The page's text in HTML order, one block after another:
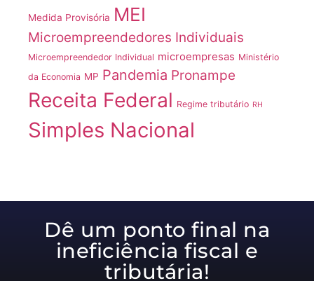
Medida Provisória MEI
Microempreendedores Individuais
Microempreendedor Individual microempresas Ministério
da Economia MP Pandemia Pronampe
Receita Federal Regime tributário RH
Simples Nacional
Dê um ponto final na
ineficiência fiscal e
tributária!